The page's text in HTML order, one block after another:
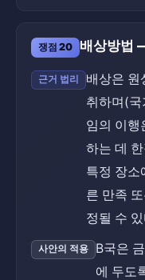
쟁점 20 배상방법
근거 법리
배상은 원
취하며(
임의 이행
하는 데
특정 장소
른 만족
정될 수
사안의 적용
B국은
에 두도